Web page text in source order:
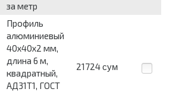
за метр
Профиль
алюминиевый
40х40х2 мм,
длина 6 м,
квадратный,
АД31Т1, ГОСТ
21724 сум